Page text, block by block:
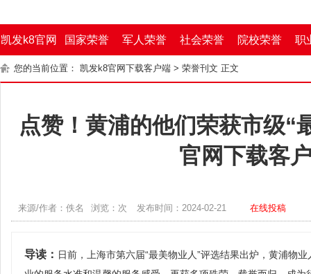
凯发k8官网
下载客户端
国家荣誉 军人荣誉 社会荣誉 院校荣誉 职
您的当前位置： 凯发k8官网下载客户端 > 荣誉刊文 正文
点赞！黄浦的他们荣获市级“
官网下载客
来源/作者：佚名 浏览：次 发布时间：2024-02-21 在线投稿
导读： 日前，上海市第六届“最美物业人”评选结果出炉，黄浦物